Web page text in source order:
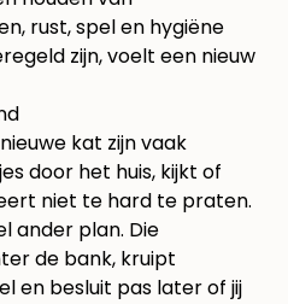
rust, spel en hygiëne
zijn, voelt een nieuw
kat zijn vaak
door het huis, kijkt of
niet te hard te praten.
ander plan. Die
de bank, kruipt
en besluit pas later of jij